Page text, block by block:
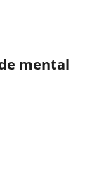
mental